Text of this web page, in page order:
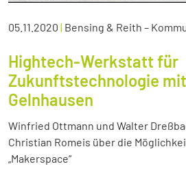
05.11.2020 | Bensing & Reith –
Hightech-Werkstatt für
Zukunftstechnologie
Gelnhausen
Winfried Ottmann und Walter
Christian Romeis über die
„Makerspace“